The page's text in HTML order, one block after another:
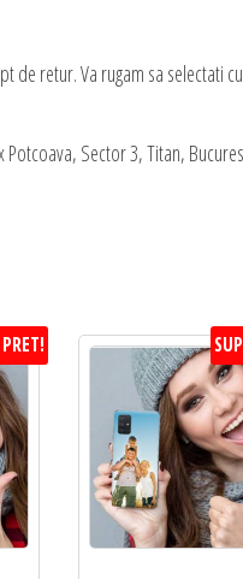
de retur. Va rugam sa selectati cu
Potcoava, Sector 3, Titan,